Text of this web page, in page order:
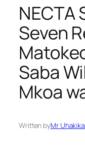
NECTA
Seven
Saba
Mkoa
Written byMr Uhakika